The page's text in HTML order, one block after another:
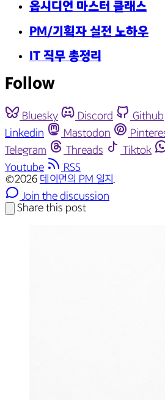
옵시디언 마스터 클래스
PM/기획자 실전 노하우
IT 직무 총정리
Follow
Bluesky Discord Github
Linkedin
Mastodon
Telegram
Threads Tiktok
Youtube
RSS
©2026 데이먼의 PM 일지 .
Join the discussion
Share this post